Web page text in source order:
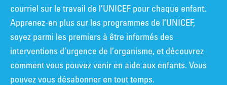
courriel sur le travail de l’UNICEF pour chaque enfant.
Apprenez-en plus sur les programmes de l’UNICEF,
soyez parmi les premiers à être informés des
interventions d’urgence de l’organisme, et découvrez
comment vous pouvez venir en aide aux enfants. Vous
pouvez vous désabonner en tout temps.